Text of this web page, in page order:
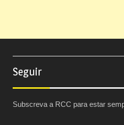
Seguir
Subscreva a RCC para estar